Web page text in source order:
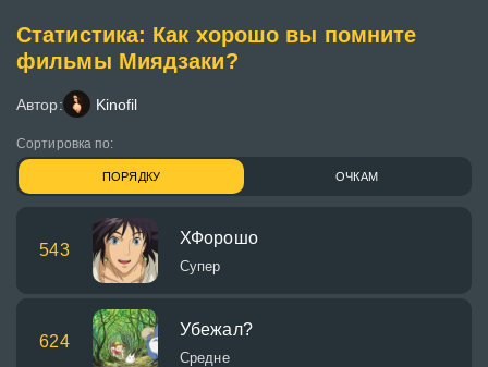
Статистика: Как хорошо вы помните
фильмы Миядзаки?
Автор: Kinofil
Сортировка по:
ПОРЯДКУ ОЧКАМ
543
ХФорошо
Супер
624
Убежал?
Средне